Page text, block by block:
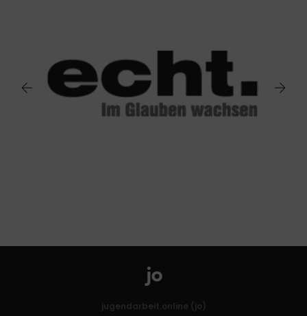
jugendarbeit.online (jo)